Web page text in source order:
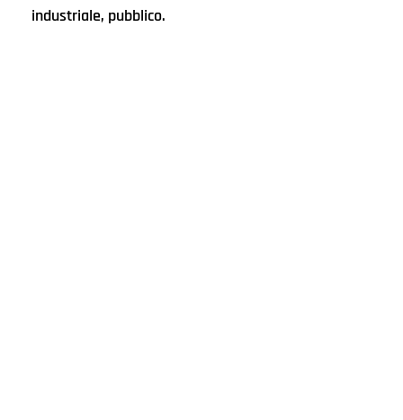
industriale, pubblico.